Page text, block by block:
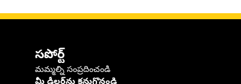
సపోర్ట్
మమ్మల్ని సంప్రదించండి